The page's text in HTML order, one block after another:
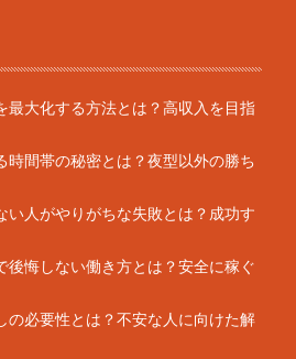
最大化する方法とは？高収入を目指
時間帯の秘密とは？夜型以外の勝ち
い人がやりがちな失敗とは？成功す
後悔しない働き方とは？安全に稼ぐ
の必要性とは？不安な人に向けた解